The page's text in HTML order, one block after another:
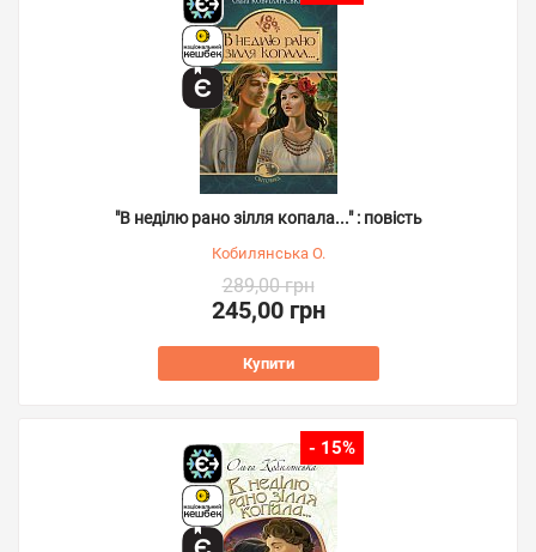
"В неділю рано зілля копала..." : повість
Кобилянська О.
289,00 грн
245,00 грн
Купити
- 15%